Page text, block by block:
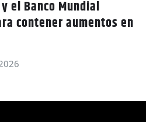
SUR
la sequía en Honduras
2026